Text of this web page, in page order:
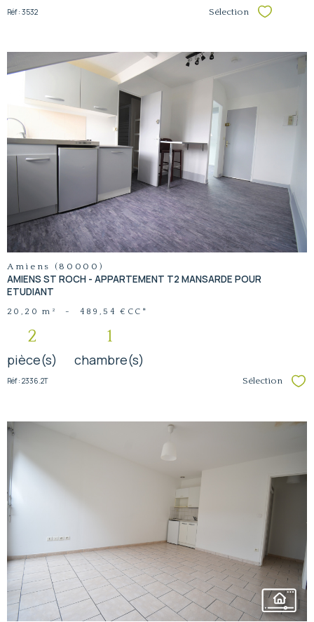
Réf : 3532 Sélection Sélectionner
voir le
bien
Amiens (80000)
AMIENS ST ROCH - APPARTEMENT T2 MANSARDE POUR
ETUDIANT
20,20 m² - 489,54 € CC*
2
pièce(s)
1
chambre(s)
Réf : 2336.2T Sélection
voir le
bien